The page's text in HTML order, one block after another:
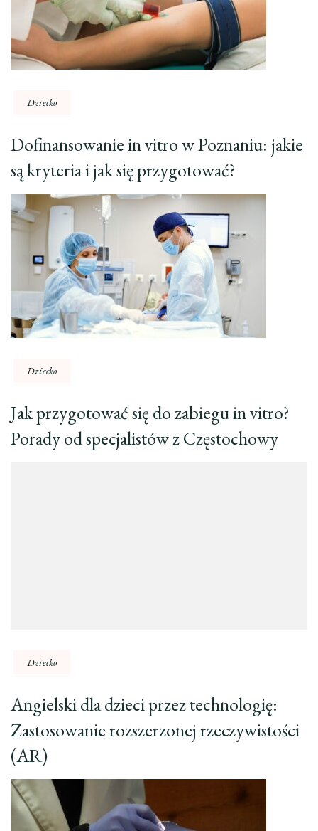
Dziecko
Dofinansowanie in vitro w Poznaniu: jakie
są kryteria i jak się przygotować?
Dziecko
Jak przygotować się do zabiegu in vitro?
Porady od specjalistów z Częstochowy
Dziecko
Angielski dla dzieci przez technologię:
Zastosowanie rozszerzonej rzeczywistości
(AR)